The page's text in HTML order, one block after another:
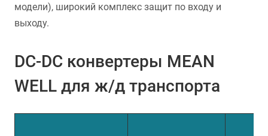
модели), широкий комплекс защит по входу и
выходу.
DC-DC конвертеры MEAN
WELL для ж/д транспорта